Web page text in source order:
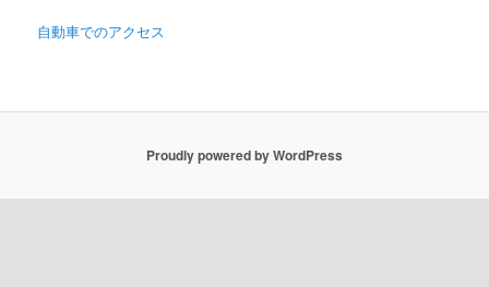
自動車でのアクセス
Proudly powered by WordPress